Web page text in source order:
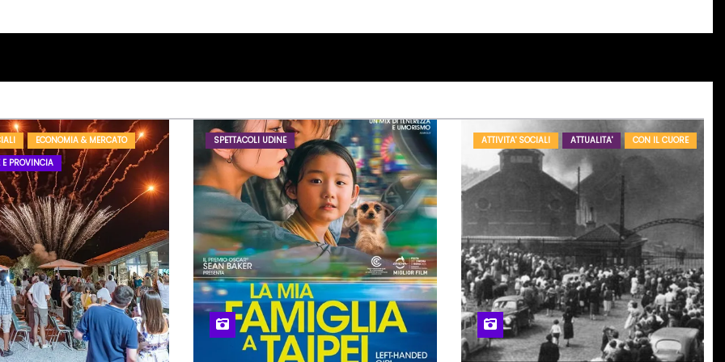
ECONOMIA & MERCATO
E PROVINCIA
SPETTACOLI UDINE ATTIVITA' SOCIALI ATTUALITA' CON IL CUORE